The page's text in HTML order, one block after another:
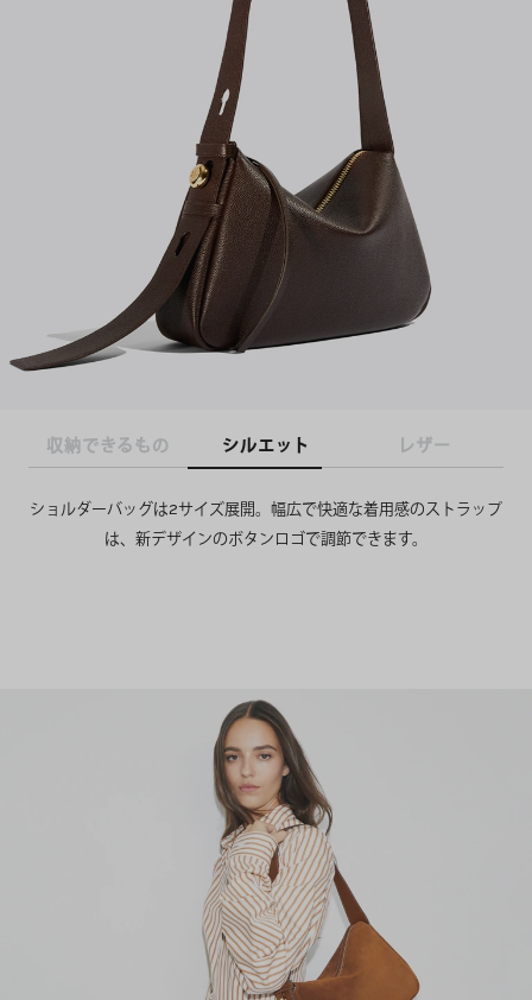
収納できるもの シルエット レザー
ショルダーバッグは2サイズ展開。幅広で快適な着用感のストラップ
は、新デザインのボタンロゴで調節できます。